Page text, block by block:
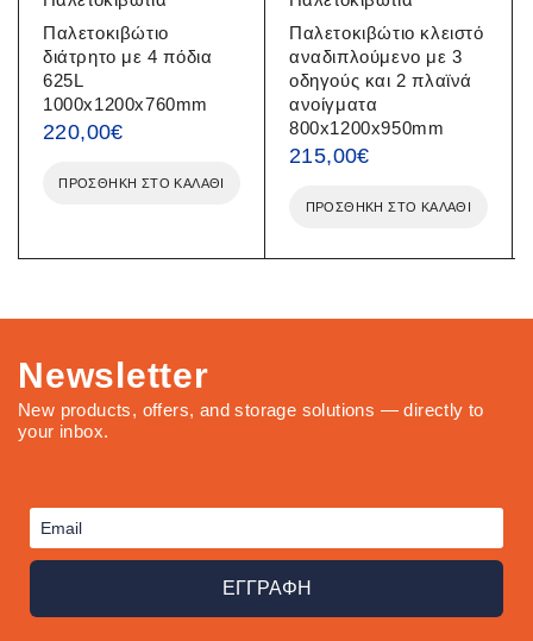
Παλετοκιβώτιο
διάτρητο με 4 πόδια
625L
1000x1200x760mm
220,00€
ΠΡΟΣΘΉΚΗ ΣΤΟ ΚΑΛΆΘΙ
Παλετοκιβώτιο κλειστό
αναδιπλούμενο με 3
οδηγούς και 2 πλαϊνά
ανοίγματα
800x1200x950mm
215,00€
ΠΡΟΣΘΉΚΗ ΣΤΟ ΚΑΛΆΘΙ
Newsletter
New products, offers, and storage solutions — directly to
your inbox.
ΕΓΓΡΑΦΗ